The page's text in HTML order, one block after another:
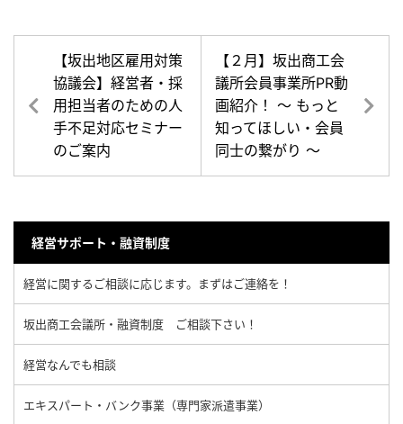
【坂出地区雇用対策
協議会】経営者・採
用担当者のための人
手不足対応セミナー
のご案内
【２月】坂出商工会
議所会員事業所PR動
画紹介！ ～ もっと
知ってほしい・会員
同士の繋がり ～
経営サポート・融資制度
経営に関するご相談に応じます。まずはご連絡を！
坂出商工会議所・融資制度 ご相談下さい！
経営なんでも相談
エキスパート・バンク事業（専門家派遣事業）